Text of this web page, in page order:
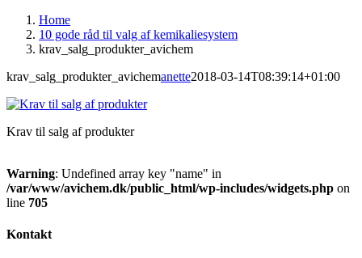
Home
10 gode råd til valg af kemikaliesystem
krav_salg_produkter_avichem
krav_salg_produkter_avichemanette2018-03-14T08:39:14+01:00
Krav til salg af produkter
Warning: Undefined array key "name" in
/var/www/avichem.dk/public_html/wp-includes/widgets.php on
line 705
Kontakt